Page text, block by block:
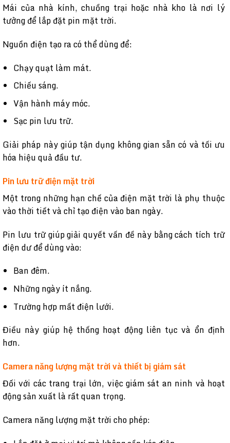
Mái của nhà kính, chuồng trại hoặc nhà kho là nơi lý
tưởng để lắp đặt pin mặt trời.
Nguồn điện tạo ra có thể dùng để:
Chạy quạt làm mát.
Chiếu sáng.
Vận hành máy móc.
Sạc pin lưu trữ.
Giải pháp này giúp tận dụng không gian sẵn có và tối ưu
hóa hiệu quả đầu tư.
Pin lưu trữ điện mặt trời
Một trong những hạn chế của điện mặt trời là phụ thuộc
vào thời tiết và chỉ tạo điện vào ban ngày.
Pin lưu trữ giúp giải quyết vấn đề này bằng cách tích trữ
điện dư để dùng vào:
Ban đêm.
Những ngày ít nắng.
Trường hợp mất điện lưới.
Điều này giúp hệ thống hoạt động liên tục và ổn định
hơn.
Camera năng lượng mặt trời và thiết bị giám sát
Đối với các trang trại lớn, việc giám sát an ninh và hoạt
động sản xuất là rất quan trọng.
Camera năng lượng mặt trời cho phép: